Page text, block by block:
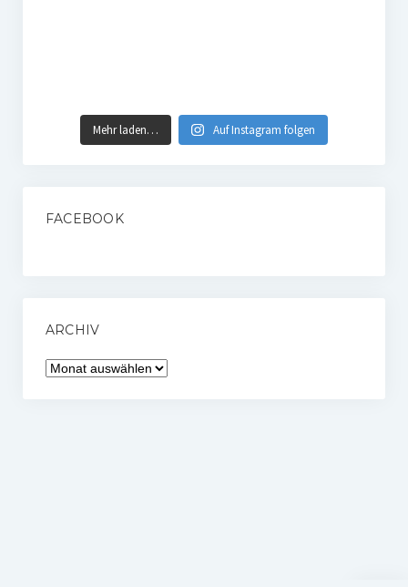
Mehr laden… Auf Instagram folgen
FACEBOOK
ARCHIV
Archiv